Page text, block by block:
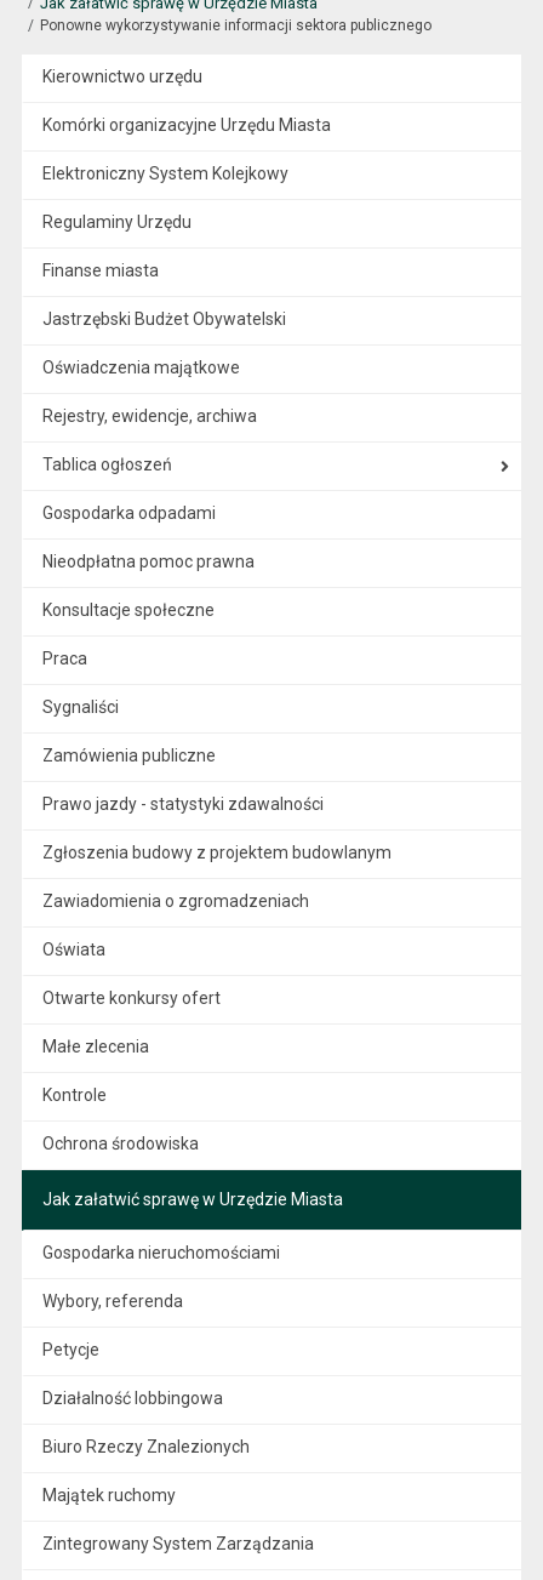
Ponowne wykorzystywanie informacji sektora publicznego
Kierownictwo urzędu
Komórki organizacyjne Urzędu Miasta
Elektroniczny System Kolejkowy
Regulaminy Urzędu
Finanse miasta
Jastrzębski Budżet Obywatelski
Oświadczenia majątkowe
Rejestry, ewidencje, archiwa
Tablica ogłoszeń
Gospodarka odpadami
Nieodpłatna pomoc prawna
Konsultacje społeczne
Praca
Sygnaliści
Zamówienia publiczne
Prawo jazdy - statystyki zdawalności
Zgłoszenia budowy z projektem budowlanym
Zawiadomienia o zgromadzeniach
Oświata
Otwarte konkursy ofert
Małe zlecenia
Kontrole
Ochrona środowiska
Jak załatwić sprawę w Urzędzie Miasta
Gospodarka nieruchomościami
Wybory, referenda
Petycje
Działalność lobbingowa
Biuro Rzeczy Znalezionych
Majątek ruchomy
Zintegrowany System Zarządzania